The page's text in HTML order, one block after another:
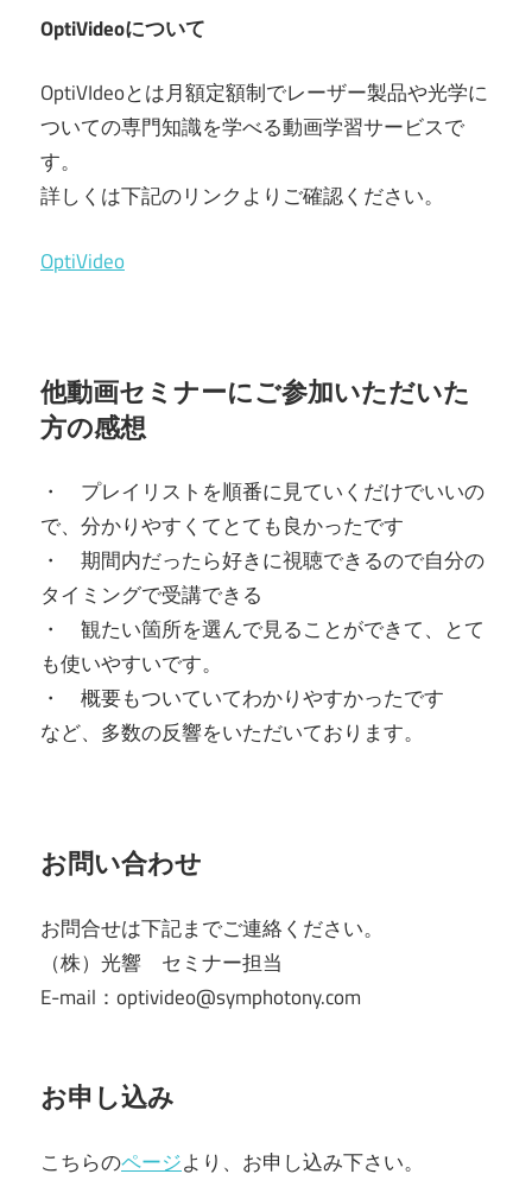
OptiVideoについて
OptiVIdeoとは月額定額制でレーザー製品や光学に
ついての専門知識を学べる動画学習サービスで
す。
詳しくは下記のリンクよりご確認ください。
OptiVideo
他動画セミナーにご参加いただいた
方の感想
・ プレイリストを順番に見ていくだけでいいの
で、 分かりやすくてとても良かったです
・ 期間内だったら好きに視聴できるので自分の
タイミングで受講できる
・ 観たい箇所を選んで見ることができて、とて
も使いやすいです。
・ 概要もついていてわかりやすかったです
など、多数の反響をいただいております。
お問い合わせ
お問合せは下記までご連絡ください。
（株）光響 セミナー担当
E-mail：optivideo@symphotony.com
お申し込み
こちらのページより、お申し込み下さい。